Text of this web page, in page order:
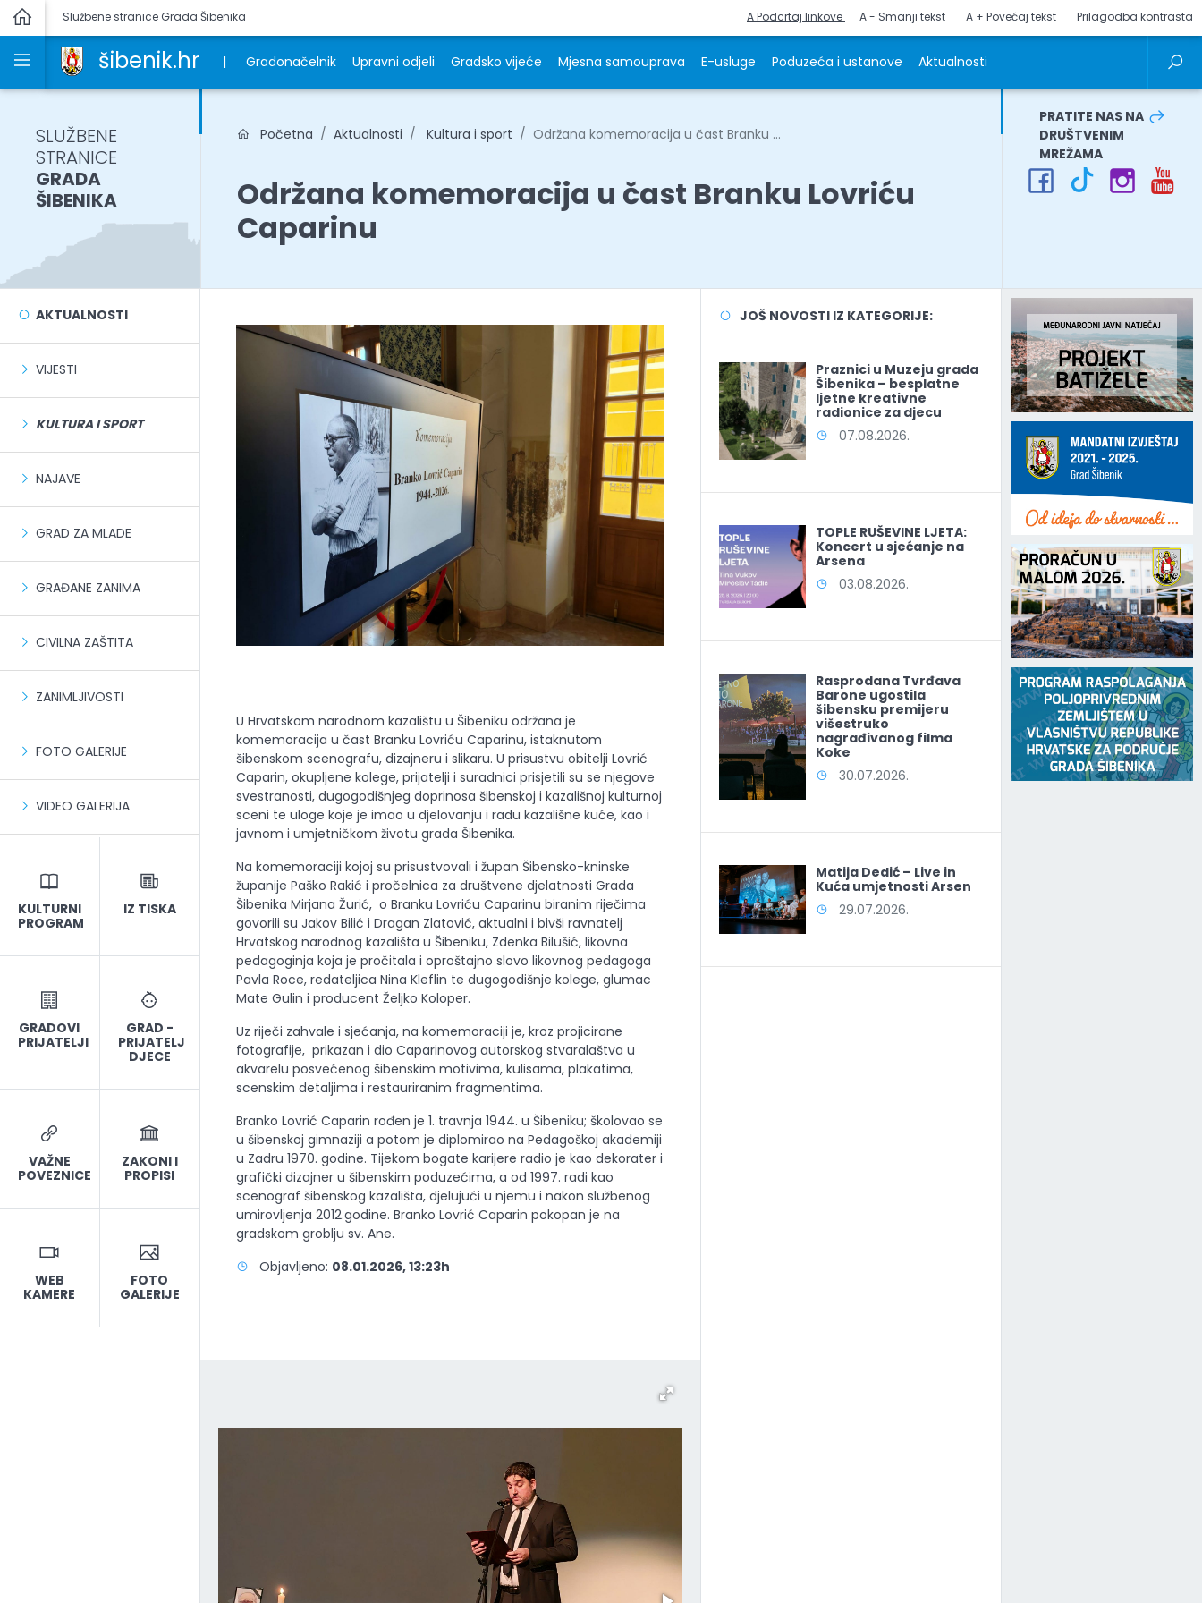
Službene stranice Grada Šibenika A Podcrtaj linkove A - Smanji tekst A + Povećaj tekst Prilagodba kontrasta
šibenik.hr | Gradonačelnik Upravni odjeli Gradsko vijeće Mjesna samouprava E-usluge Poduzeća i ustanove Aktualnosti
SLUŽBENE
STRANICE
GRADA
ŠIBENIKA
Početna Aktualnosti Kultura i sport Održana komemoracija u čast Branku ...
Održana komemoracija u čast Branku Lovriću
Caparinu
PRATITE NAS NA
DRUŠTVENIM
MREŽAMA
AKTUALNOSTI
VIJESTI
KULTURA I SPORT
NAJAVE
GRAD ZA MLADE
GRAĐANE ZANIMA
CIVILNA ZAŠTITA
ZANIMLJIVOSTI
FOTO GALERIJE
VIDEO GALERIJA
KULTURNI
PROGRAM
IZ TISKA
GRADOVI
PRIJATELJI
GRAD -
PRIJATELJ
DJECE
VAŽNE
POVEZNICE
ZAKONI I
PROPISI
WEB
KAMERE
FOTO
GALERIJE
U Hrvatskom narodnom kazalištu u Šibeniku održana je
komemoracija u čast Branku Lovriću Caparinu, istaknutom
šibenskom scenografu, dizajneru i slikaru. U prisustvu obitelji Lovrić
Caparin, okupljene kolege, prijatelji i suradnici prisjetili su se njegove
svestranosti, dugogodišnjeg doprinosa šibenskoj i kazališnoj kulturnoj
sceni te uloge koje je imao u djelovanju i radu kazališne kuće, kao i
javnom i umjetničkom životu grada Šibenika.
Na komemoraciji kojoj su prisustvovali i župan Šibensko-kninske
županije Paško Rakić i pročelnica za društvene djelatnosti Grada
Šibenika Mirjana Žurić, o Branku Lovriću Caparinu biranim riječima
govorili su Jakov Bilić i Dragan Zlatović, aktualni i bivši ravnatelj
Hrvatskog narodnog kazališta u Šibeniku, Zdenka Bilušić, likovna
pedagoginja koja je pročitala i oproštajno slovo likovnog pedagoga
Pavla Roce, redateljica Nina Kleflin te dugogodišnje kolege, glumac
Mate Gulin i producent Željko Koloper.
Uz riječi zahvale i sjećanja, na komemoraciji je, kroz projicirane
fotografije, prikazan i dio Caparinovog autorskog stvaralaštva u
akvarelu posvećenog šibenskim motivima, kulisama, plakatima,
scenskim detaljima i restauriranim fragmentima.
Branko Lovrić Caparin rođen je 1. travnja 1944. u Šibeniku; školovao se
u šibenskoj gimnaziji a potom je diplomirao na Pedagoškoj akademiji
u Zadru 1970. godine. Tijekom bogate karijere radio je kao dekorater i
grafički dizajner u šibenskim poduzećima, a od 1997. radi kao
scenograf šibenskog kazališta, djelujući u njemu i nakon službenog
umirovljenja 2012.godine. Branko Lovrić Caparin pokopan je na
gradskom groblju sv. Ane.
Objavljeno: 08.01.2026, 13:23h
JOŠ NOVOSTI IZ KATEGORIJE:
Praznici u Muzeju grada
Šibenika – besplatne
ljetne kreativne
radionice za djecu
07.08.2026.
TOPLE RUŠEVINE LJETA:
Koncert u sjećanje na
Arsena
03.08.2026.
Rasprodana Tvrđava
Barone ugostila
šibensku premijeru
višestruko
nagrađivanog filma
Koke
30.07.2026.
Matija Dedić – Live in
Kuća umjetnosti Arsen
29.07.2026.